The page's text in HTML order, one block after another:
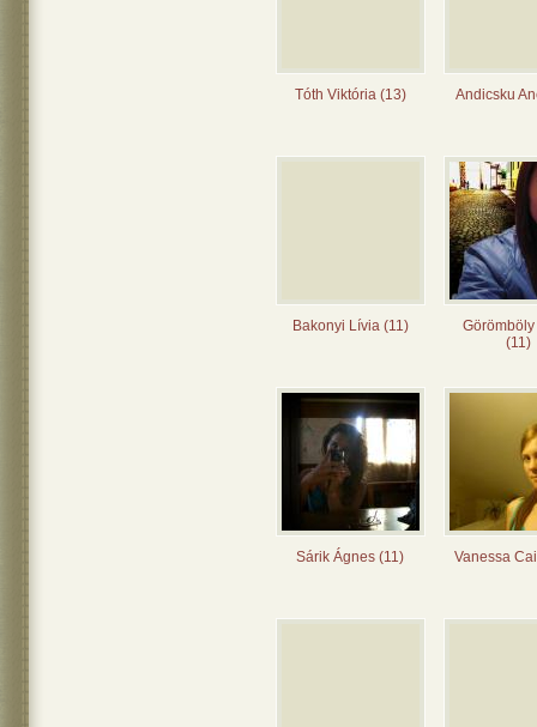
Tóth Viktória (13) Andicsku
Bakonyi Lívia (11)
(11)
Sárik Ágnes (11) Vanessa